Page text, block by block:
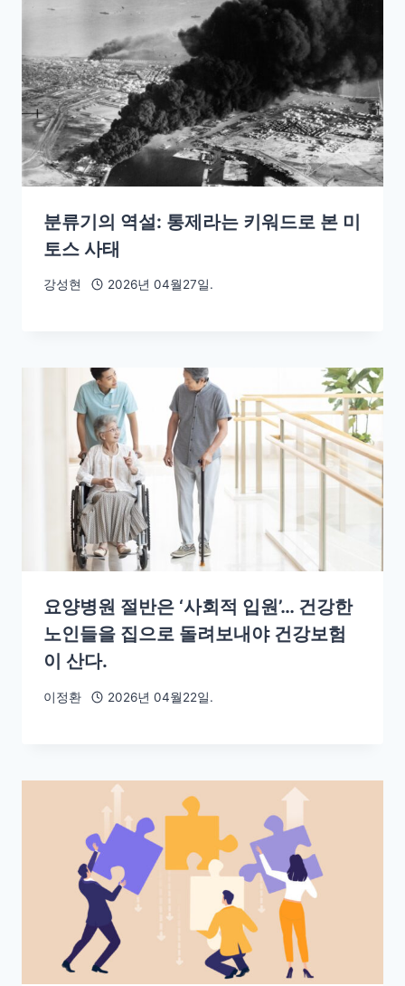
분류기의 역설: 통제라는 키워드로 본 미
토스 사태
강성현 2026년 04월27일.
요양병원 절반은 ‘사회적 입원’… 건강한
노인들을 집으로 돌려보내야 건강보험
이 산다.
이정환 2026년 04월22일.